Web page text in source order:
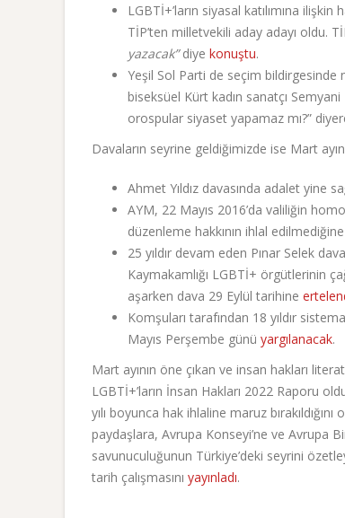
LGBTİ+’ların siyasal katılımına
TİP’ten milletvekili aday adayı oldu.
yazacak”diye konuştu.
Yeşil Sol Parti de seçim bildirgesinde
biseksüel Kürt kadın sanatçı
orospular siyaset yapamaz mı?”
Davaların seyrine geldiğimizde ise Mart
Ahmet Yıldız davasında adalet yine
AYM, 22 Mayıs 2016’da valiliğin
düzenleme hakkının ihlal edilmediğine
25 yıldır devam eden Pınar Selek
Kaymakamlığı LGBTİ+ örgütlerinin
aşarken dava 29 Eylül tarihine
Komşuları tarafından 18 yıldır
Mayıs Perşembe günü yargılanacak.
Mart ayının öne çıkan ve insan hakları
LGBTİ+’ların İnsan Hakları 2022 Raporu
yılı boyunca hak ihlaline maruz
paydaşlara, Avrupa Konseyi’ne ve Avrupa
savunuculuğunun Türkiye’deki seyrini
tarih çalışmasını yayınladı.